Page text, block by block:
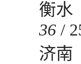
衡水
36 /
济南